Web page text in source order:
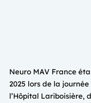
Neuro MAV France
2025 lors de la
l’Hôpital Lariboisière,